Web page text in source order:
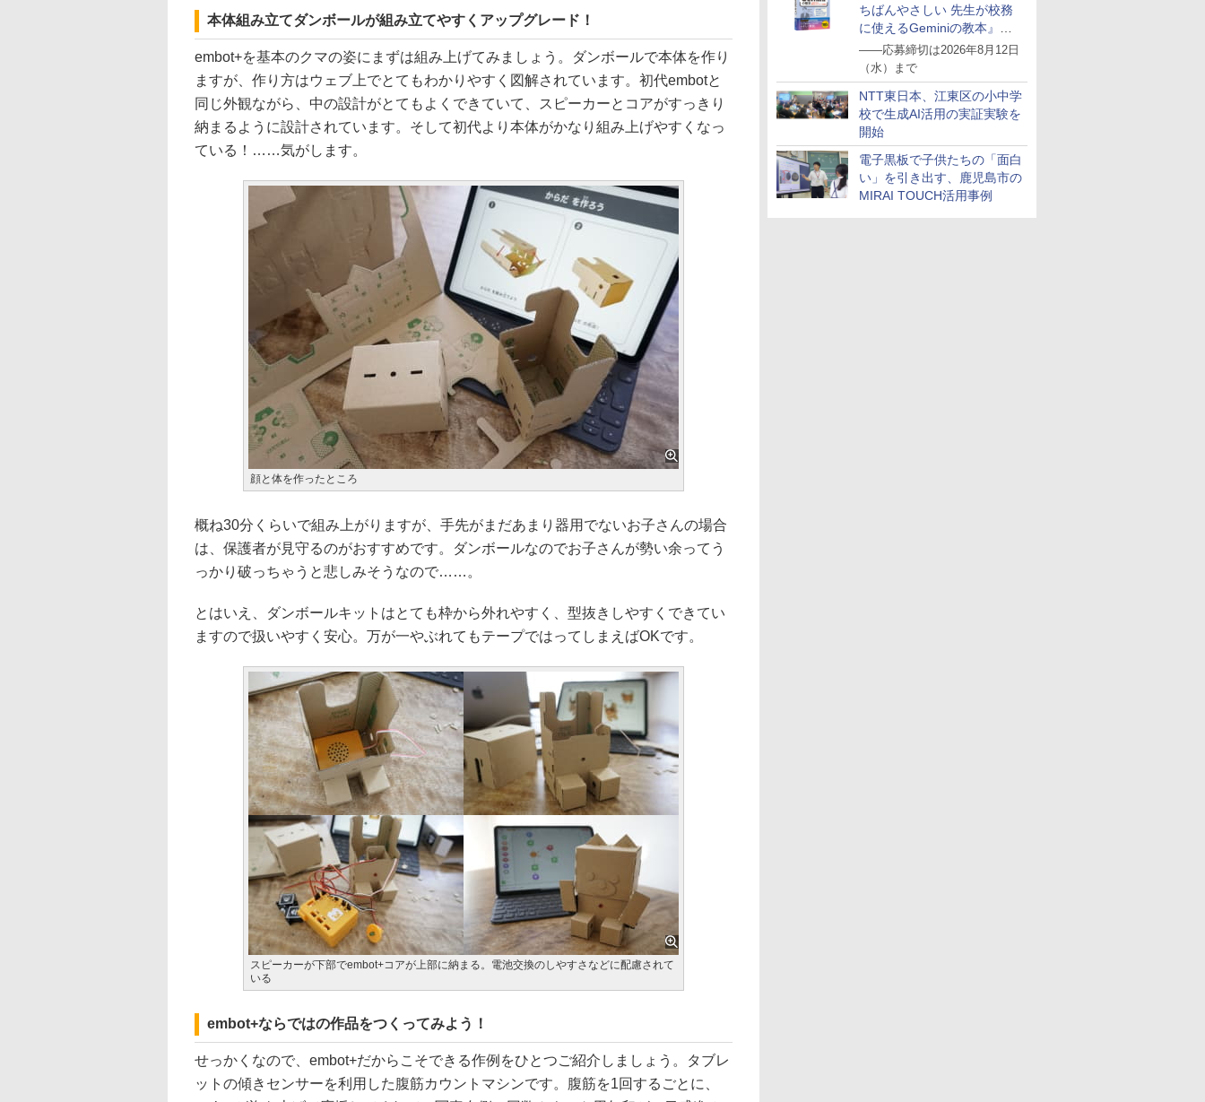
ちばんやさしい 先生が校務
に使えるGeminiの教本』を
抽選で5名様にプレゼント
――応募締切は2026年8月12日
（水）まで
NTT東日本、江東区の小中学
校で生成AI活用の実証実験を
開始
電子黒板で子供たちの「面白
い」を引き出す、鹿児島市の
MIRAI TOUCH活用事例
本体組み立てダンボールが組み立てやすくアップグレード！
embot+を基本のクマの姿にまずは組み上げてみましょう。ダンボールで本体を作り
ますが、作り方はウェブ上でとてもわかりやすく図解されています。初代embotと
同じ外観ながら、中の設計がとてもよくできていて、スピーカーとコアがすっきり
納まるように設計されています。そして初代より本体がかなり組み上げやすくなっ
ている！……気がします。
顔と体を作ったところ
概ね30分くらいで組み上がりますが、手先がまだあまり器用でないお子さんの場合
は、保護者が見守るのがおすすめです。ダンボールなのでお子さんが勢い余ってう
っかり破っちゃうと悲しみそうなので……。
とはいえ、ダンボールキットはとても枠から外れやすく、型抜きしやすくできてい
ますので扱いやすく安心。万が一やぶれてもテープではってしまえばOKです。
スピーカーが下部でembot+コアが上部に納まる。電池交換のしやすさなどに配慮されて
いる
embot+ならではの作品をつくってみよう！
せっかくなので、embot+だからこそできる作例をひとつご紹介しましょう。タブレ
ットの傾きセンサーを利用した腹筋カウントマシンです。腹筋を1回するごとに、